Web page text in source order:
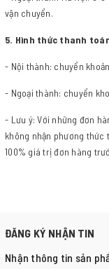
vận chuyển.
5. Hình thức thanh
- Nội thành: chuyển
- Ngoại thành: chuyển
- Lưu ý: Với những đơn
không nhận phương thức
100% giá trị đơn hàng
ĐĂNG KÝ NHẬN TIN
Nhận thông tin sản